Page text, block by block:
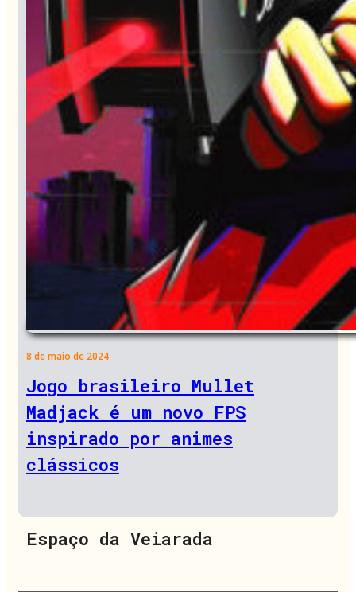
8 de maio de 2024
Jogo brasileiro Mullet
Madjack é um novo FPS
inspirado por animes
clássicos
Espaço da Veiarada